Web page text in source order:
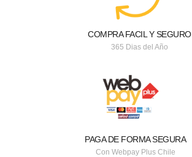
COMPRA FACIL Y SEGURO
365 Dias del Año
PAGA DE FORMA SEGURA
Con Webpay Plus Chile